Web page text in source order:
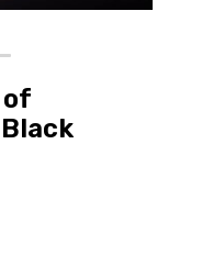
of